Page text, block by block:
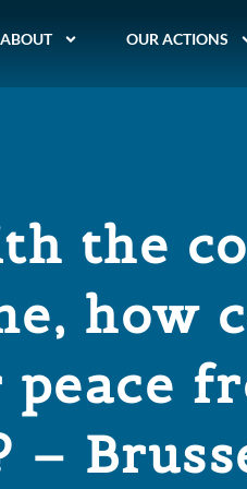
ABOUT OUR ACTIONS
the
how
–